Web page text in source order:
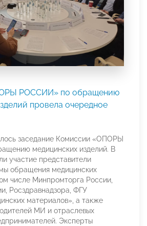
РОССИИ» по обращению
провела очередное
заседание Комиссии «ОПОРЫ
медицинских изделий. В
участие представители
обращения медицинских
числе Минпромторга России,
Росздравнадзора, ФГУ
материалов», а также
МИ и отраслевых
Эксперты